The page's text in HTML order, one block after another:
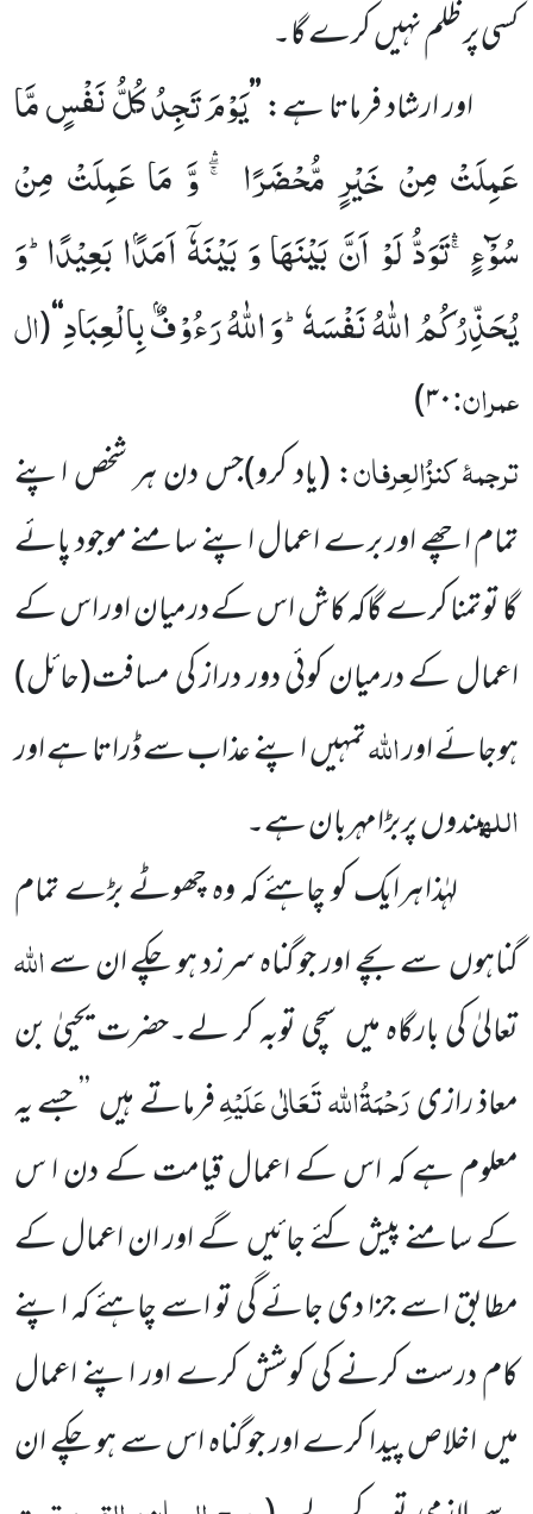
کسی پر ظلم نہیںکرے گا۔
اور ارشاد فرماتا ہے:’’یَوْمَ تَجِدُ كُلُّ نَفْسٍ مَّا
عَمِلَتْ مِنْ خَیْرٍ مُّحْضَرًا ﳝ- وَّ مَا عَمِلَتْ مِنْ
سُوْٓءٍۚۛ-تَوَدُّ لَوْ اَنَّ بَیْنَهَا وَ بَیْنَهٗۤ اَمَدًۢا بَعِیْدًاؕ-وَ
یُحَذِّرُكُمُ اللّٰهُ نَفْسَهٗؕ-وَ اللّٰهُ رَءُوْفٌۢ بِالْعِبَادِ‘‘
(ال
عمران:۳۰)
ترجمۂکنزُالعِرفان:(یاد کرو)جس دن ہر شخص اپنے
تماماچھے اور برے اعمال اپنے سامنے موجود پائے
گا توتمنا کرے گاکہ کاش اس کے درمیان اور اس کے
اعمالکے درمیان کوئی دور دراز کی مسافت(حائل)
ہوجائےاوراللہتمہیںاپنے عذاب سے ڈراتا ہے اور
اللہبندوںپربڑامہربان ہے۔
لہٰذا ہرایک کو چاہئے کہ وہ چھوٹے بڑے تمام
گناہوںسے بچے اور جو گناہسرزد ہو چکے ان سےاللہ
تعالیٰ کیبارگاہ میںسچی توبہکر لے۔حضرتیحییٰ بن
معاذ رازیرَحْمَۃُاللہ تَعَالٰی عَلَیْہِفرماتے ہیں’’جسے یہ
معلوم ہے کہ اس کےاعمالقیامت کے دن ا س
کے سامنے پیش کئے جائیںگے اور ان اعمال کے
مطابق اسے جزا دی جائے گی تو اسے چاہئے کہ اپنے
کام درست کرنے کی کوشش کرے اور اپنے اعمال
میںاخلاص پیدا کرے اور جو گناہ اس سے ہو چکے ان